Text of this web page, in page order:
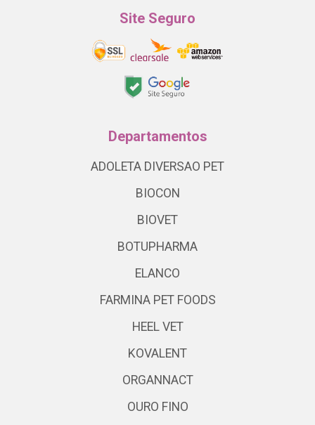
Site Seguro
Departamentos
ADOLETA DIVERSAO PET
BIOCON
BIOVET
BOTUPHARMA
ELANCO
FARMINA PET FOODS
HEEL VET
KOVALENT
ORGANNACT
OURO FINO